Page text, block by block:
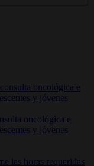
oncológica e
y jóvenes